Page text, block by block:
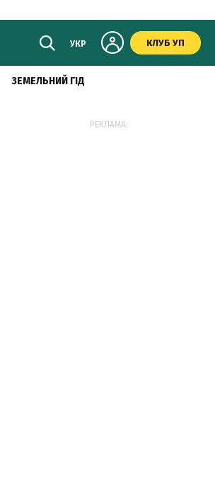
УКР КЛУБ УП
ЗЕМЕЛЬНИЙ ГІД
РЕКЛАМА: